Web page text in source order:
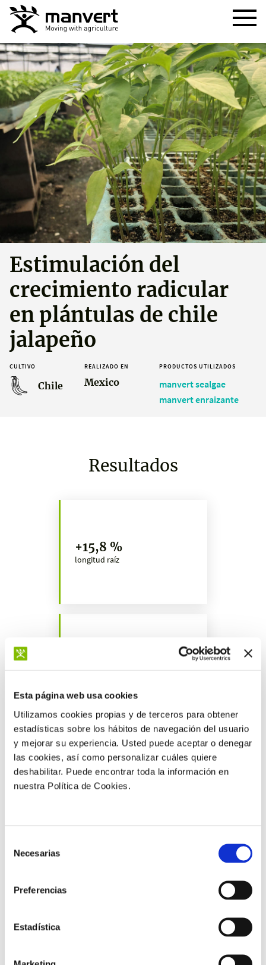
Esta página web usa cookies
Utilizamos cookies propias y de terceros para obtener
estadísticas sobre los hábitos de navegación del usuario
y mejorar su experiencia. Usted puede aceptar o denegar
las cookies, así como personalizar cuáles quiere
deshabilitar. Puede encontrar toda la información en
nuestra Política de Cookies.
Necesarias
Preferencias
Estadística
Estimulación del
crecimiento radicular
en plántulas de chile
jalapeño
CULTIVO
Chile
REALIZADO EN
Mexico
PRODUCTOS UTILIZADOS
manvert sealgae
manvert enraizante
Resultados
+15,8 %
longitud raíz
Más resultados